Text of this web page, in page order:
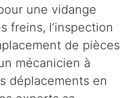
une vidange
freins, l’inspection
de pièces
mécanicien à
déplacements en